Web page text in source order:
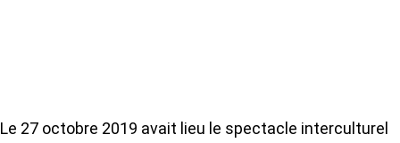
Le 27 octobre 2019 avait lieu le spectacle interculturel